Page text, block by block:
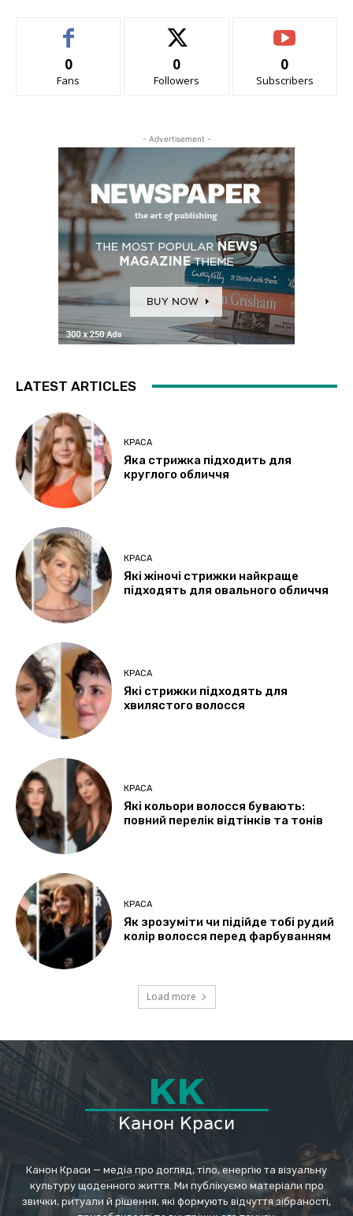
0
Fans
0
Followers
0
Subscribers
- Advertisement -
LATEST ARTICLES
КРАСА
Яка стрижка підходить для
круглого обличчя
КРАСА
Які жіночі стрижки найкраще
підходять для овального обличчя
КРАСА
Які стрижки підходять для
хвилястого волосся
КРАСА
Які кольори волосся бувають:
повний перелік відтінків та тонів
КРАСА
Як зрозуміти чи підійде тобі рудий
колір волосся перед фарбуванням
Load more
Канон Краси — медіа про догляд, тіло, енергію та візуальну
культуру щоденного життя. Ми публікуємо матеріали про
звички, ритуали й рішення, які формують відчуття зібраності,